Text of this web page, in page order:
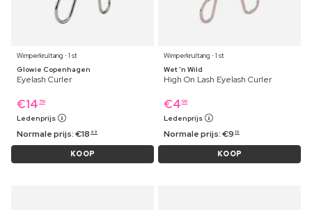
Wimperkrultang ⋅ 1 st
Glowie Copenhagen
Eyelash Curler
€14 59
Ledenprijs
Normale prijs:€18 99
KOOP
Wimperkrultang ⋅ 1 st
Wet 'n Wild
High On Lash Eyelash Curler
€4 99
Ledenprijs
Normale prijs:€9 19
KOOP